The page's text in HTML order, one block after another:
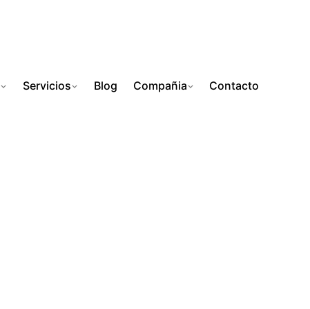
Servicios Blog Compañia Contacto